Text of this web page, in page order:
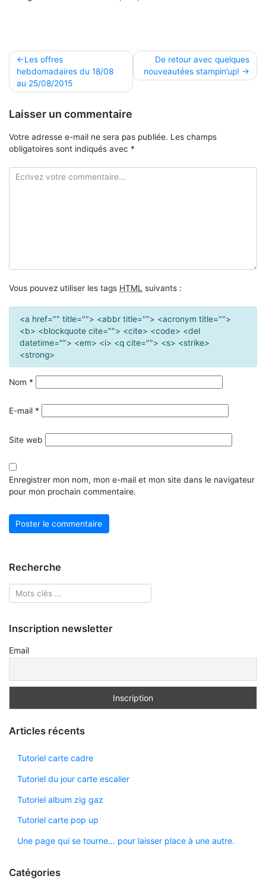
Navigation
de
l’article
Les offres
hebdomadaires du 18/08
au 25/08/2015
De retour avec quelques
nouveautées stampin’up!
Laisser un commentaire
Votre adresse e-mail ne sera pas publiée. Les champs
obligatoires sont indiqués avec *
Vous pouvez utiliser les tags HTML suivants :
<a href="" title=""> <abbr title=""> <acronym title="">
<b> <blockquote cite=""> <cite> <code> <del
datetime=""> <em> <i> <q cite=""> <s> <strike>
<strong>
Nom *
E-mail *
Site web
Enregistrer mon nom, mon e-mail et mon site dans le navigateur
pour mon prochain commentaire.
Recherche
Inscription newsletter
Email
Articles récents
Tutoriel carte cadre
Tutoriel du jour carte escalier
Tutoriel album zig gaz
Tutoriel carte pop up
Une page qui se tourne… pour laisser place à une autre.
Catégories